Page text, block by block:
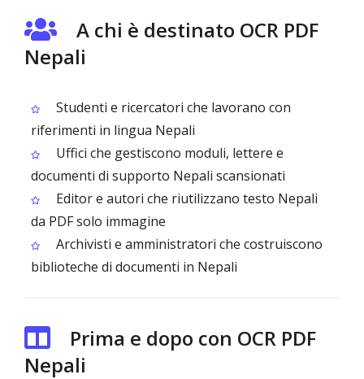
A chi è destinato OCR PDF
Nepali
Studenti e ricercatori che lavorano con
riferimenti in lingua Nepali
Uffici che gestiscono moduli, lettere e
documenti di supporto Nepali scansionati
Editor e autori che riutilizzano testo Nepali
da PDF solo immagine
Archivisti e amministratori che costruiscono
biblioteche di documenti in Nepali
Prima e dopo con OCR PDF
Nepali